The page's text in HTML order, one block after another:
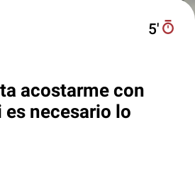
5′
acostarme con
necesario lo